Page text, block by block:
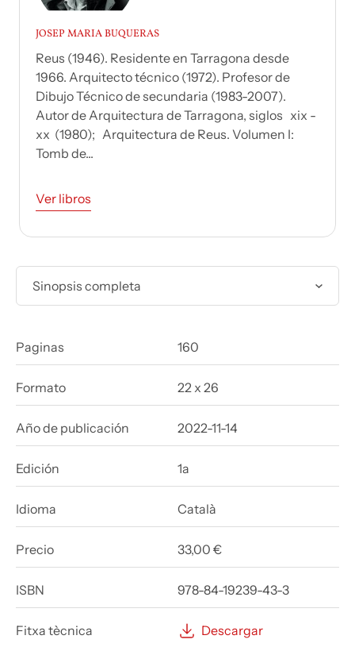
JOSEP MARIA BUQUERAS
Reus (1946). Residente en Tarragona desde
1966. Arquitecto técnico (1972). Profesor de
Dibujo Técnico de secundaria (1983-2007).
Autor de Arquitectura de Tarragona, siglos xix -
xx (1980); Arquitectura de Reus. Volumen I:
Tomb de...
Ver libros
Sinopsis completa
Paginas 160
Formato 22 x 26
Año de publicación 2022-11-14
Edición 1a
Idioma Català
Precio 33,00 €
ISBN 978-84-19239-43-3
Fitxa tècnica Descargar